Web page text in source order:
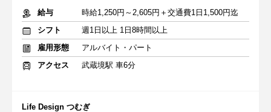
給与
時給1,250円～2,605円＋交通費1日1,500円迄
シフト
週1日以上 1日8時間以上
雇用形態
アルバイト・パート
アクセス
武蔵境駅 車6分
Life Design つむぎ